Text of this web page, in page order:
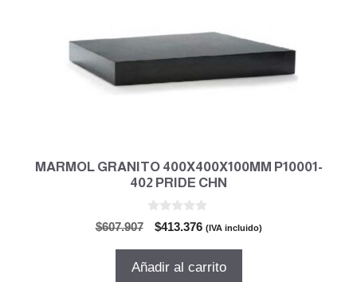
MARMOL GRANITO 400X400X100MM P10001-
402 PRIDE CHN
$607.907
El
original
$413.376El
actual
(IVA incluido)
Añadir al carrito